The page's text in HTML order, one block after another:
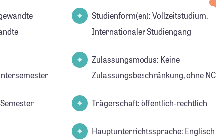
Studienform(en): Vollzeitstudium,
Internationaler Studiengang
Zulassungsmodus: Keine
Zulassungsbeschränkung, ohne NC
Trägerschaft: öffentlich-rechtlich
Hauptunterrichtssprache: Englisch